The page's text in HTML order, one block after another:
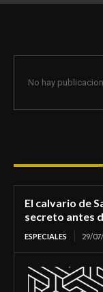
No hay
El calvario de
secreto antes
ESPECIALES 29/